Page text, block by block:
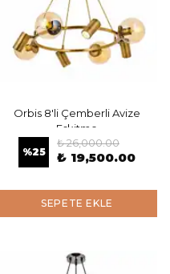
Orbis 8'li Çemberli Avize
Eskitme
%25
₺ 26,000.00
₺ 19,500.00
SEPETE EKLE